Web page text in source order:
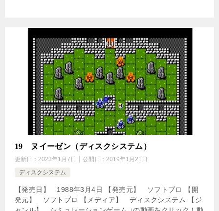
19 ヌイーゼン（ディスクシステム）
更新日： 2023年1月7日 公開日： 2019年1月21日
ディスクシステム
【発売日】 1988年3月4日 【発売元】 ソフトプロ 【開
発元】 ソフトプロ 【メディア】 ディスクシステム 【ジ